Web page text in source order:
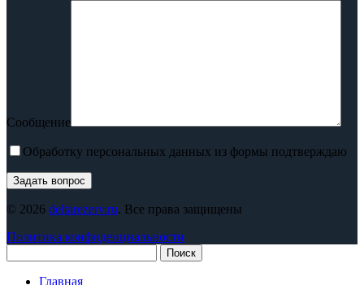
Сообщение
Обработку персональных данных из формы подтверждаю
© 2026 deltarezerv.ru. Все права защищены
Политика конфиденциальности
Поиск
Главная